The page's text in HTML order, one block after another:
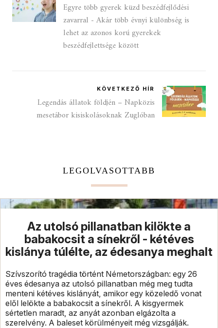
Egyre több gyerek küzd beszédfejlődési
zavarral - Akár több évnyi különbség is
lehet az azonos korú gyerekek
beszédfejlettsége között
KÖVETKEZŐ HÍR
Legendás állatok földjén – Napközis
mesetábor kisiskolásoknak Zuglóban
LEGOLVASOTTABB
Az utolsó pillanatban kilökte a
babakocsit a sínekről - kétéves
kislánya túlélte, az édesanya meghalt
Szívszorító tragédia történt Németországban: egy 26
éves édesanya az utolsó pillanatban még meg tudta
menteni kétéves kislányát, amikor egy közeledő vonat
elől lelökte a babakocsit a sínekről. A kisgyermek
sértetlen maradt, az anyát azonban elgázolta a
szerelvény. A baleset körülményeit még vizsgálják.